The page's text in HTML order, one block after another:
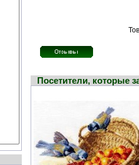
Посетители, которые